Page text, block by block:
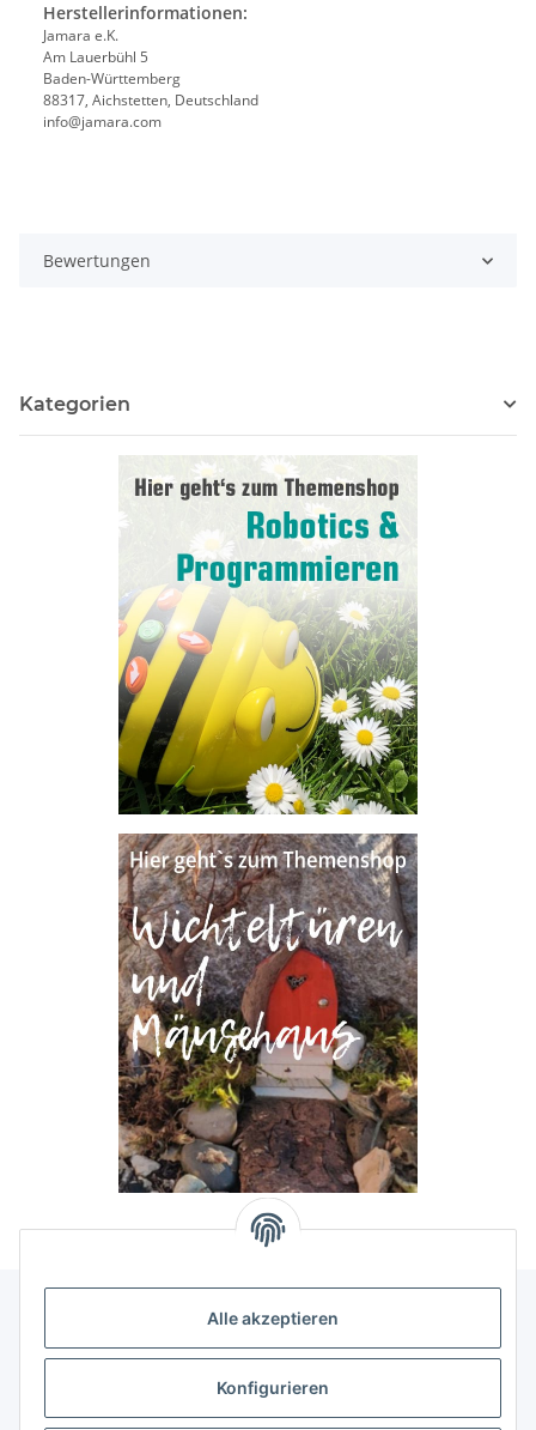
Alle akzeptieren
Konfigurieren
Herstellerinformationen:
Jamara e.K.
Am Lauerbühl 5
Baden-Württemberg
88317, Aichstetten, Deutschland
info@jamara.com
Bewertungen
Kategorien
Allgemeine Informationen
Rechtliche Infomationen